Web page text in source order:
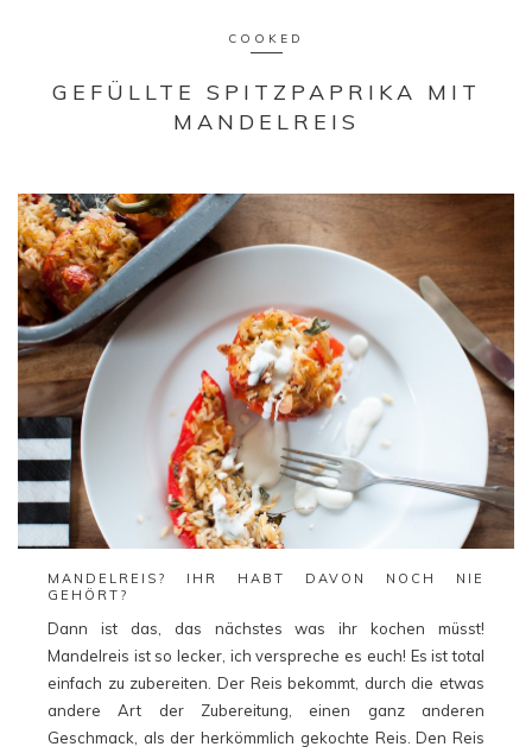
COOKED
GEFÜLLTE SPITZPAPRIKA MIT
MANDELREIS
MANDELREIS? IHR HABT DAVON NOCH NIE
GEHÖRT?
Dann ist das, das nächstes was ihr kochen müsst!
Mandelreis ist so lecker, ich verspreche es euch! Es ist total
einfach zu zubereiten. Der Reis bekommt, durch die etwas
andere Art der Zubereitung, einen ganz anderen
Geschmack, als der herkömmlich gekochte Reis. Den Reis